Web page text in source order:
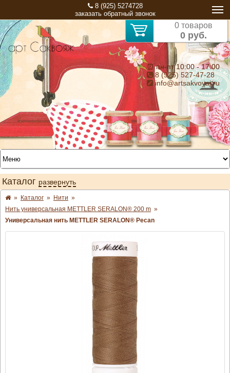
8 (925) 5274728
заказать обратный звонок
0 товаров
0 руб.
⏰ пн-пт 10:00 - 17:00
8 (925) 527-47-28
info@artsakvoyaj.ru
Каталог развернуть
» Каталог » Нити »
Нить универсальная METTLER SERALON® 200 m »
Универсальная нить METTLER SERALON® Pecan